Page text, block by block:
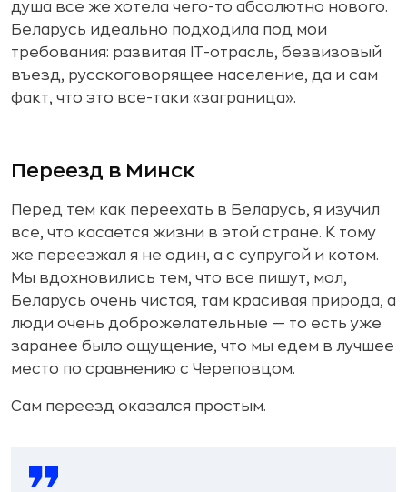
душа все же хотела чего-то абсолютно нового.
Беларусь идеально подходила под мои
требования: развитая IT-отрасль, безвизовый
въезд, русскоговорящее население, да и сам
факт, что это все-таки «заграница».
Переезд в Минск
Перед тем как переехать в Беларусь, я изучил
все, что касается жизни в этой стране. К тому
же переезжал я не один, а с супругой и котом.
Мы вдохновились тем, что все пишут, мол,
Беларусь очень чистая, там красивая природа, а
люди очень доброжелательные — то есть уже
заранее было ощущение, что мы едем в лучшее
место по сравнению с Череповцом.
Сам переезд оказался простым.